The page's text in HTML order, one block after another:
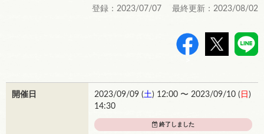
登録：2023/07/07 最終更新：2023/08/02
開催日 2023/09/09 (土) 12:00 〜 2023/09/10 ( 日 )
14:30
終了しました